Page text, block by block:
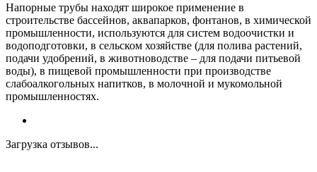
Напорные трубы находят широкое применение в
строительстве бассейнов, аквапарков, фонтанов, в химической
промышленности, используются для систем водоочистки и
водоподготовки, в сельском хозяйстве (для полива растений,
подачи удобрений, в животноводстве – для подачи питьевой
воды), в пищевой промышленности при производстве
слабоалкогольных напитков, в молочной и мукомольной
промышленностях.
Загрузка отзывов...